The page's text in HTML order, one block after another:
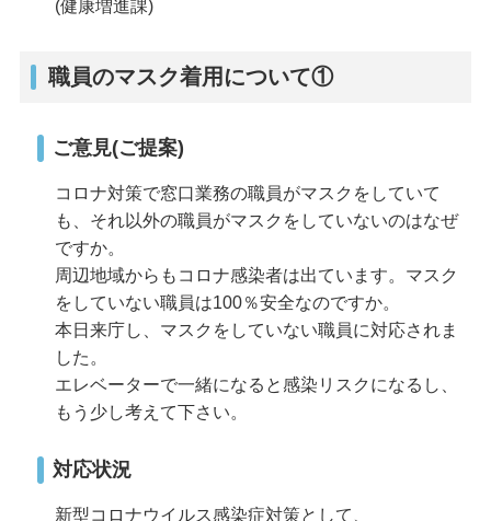
(健康増進課)
職員のマスク着用について①
ご意見(ご提案)
コロナ対策で窓口業務の職員がマスクをしていて
も、それ以外の職員がマスクをしていないのはなぜ
ですか。
周辺地域からもコロナ感染者は出ています。マスク
をしていない職員は100％安全なのですか。
本日来庁し、マスクをしていない職員に対応されま
した。
エレベーターで一緒になると感染リスクになるし、
もう少し考えて下さい。
対応状況
新型コロナウイルス感染症対策として、